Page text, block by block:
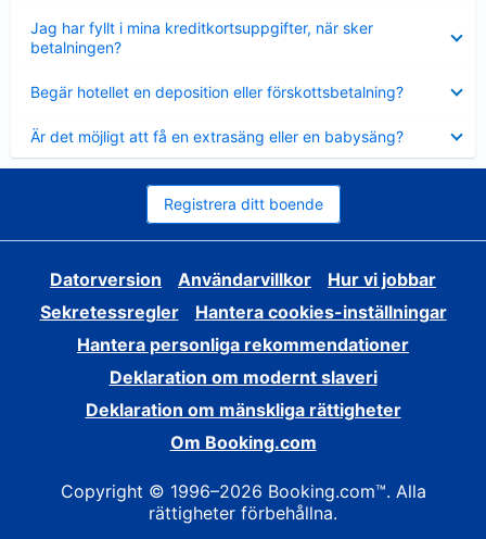
Jag har fyllt i mina kreditkortsuppgifter, när sker
betalningen?
mindre
Begär hotellet en deposition eller förskottsbetalning?
mindre
Är det möjligt att få en extrasäng eller en babysäng?
mindre
Registrera ditt boende
Datorversion Användarvillkor
Hur vi jobbar
Sekretessregler
Hantera cookies-inställningar
Hantera personliga rekommendationer
Deklaration om modernt slaveri
Deklaration om mänskliga rättigheter
Om Booking.com
Copyright © 1996–2026 Booking.com™. Alla
rättigheter förbehållna.